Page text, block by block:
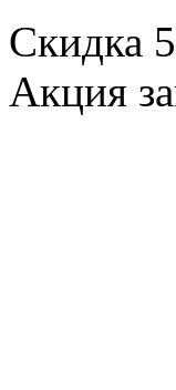
Скидка
Акция